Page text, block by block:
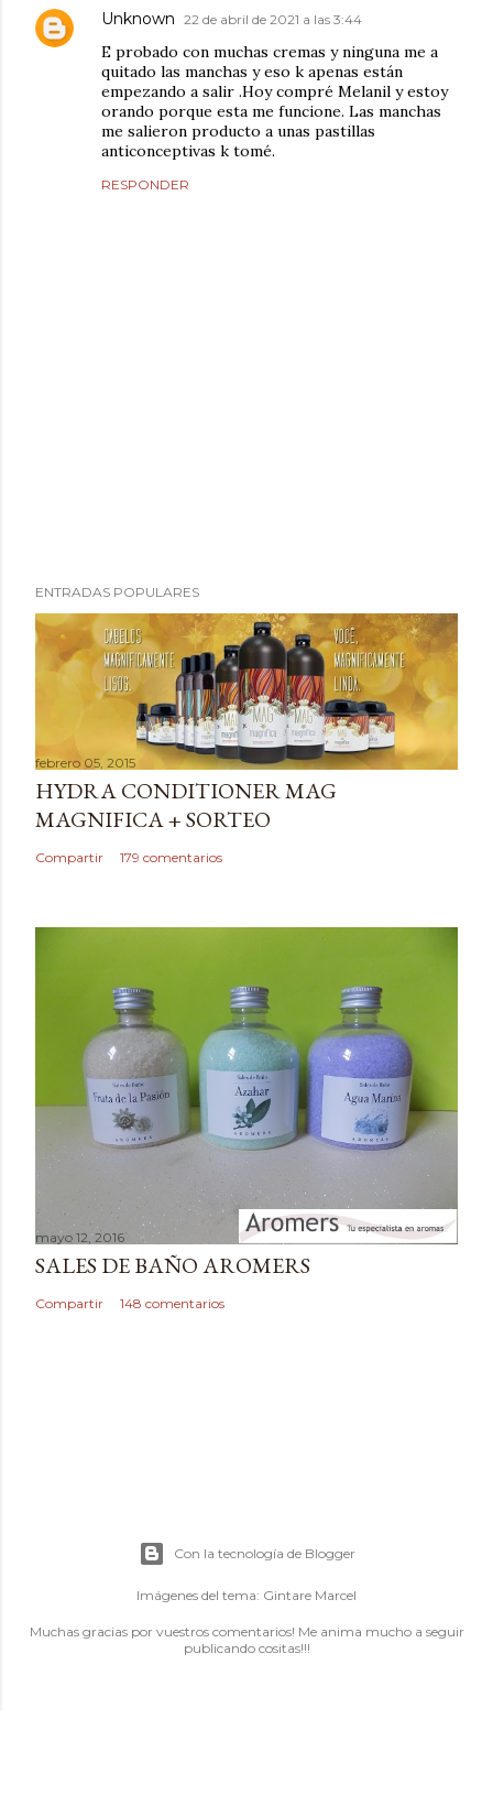
Unknown 22 de abril de 2021 a las 3:44
E probado con muchas cremas y ninguna me a
quitado las manchas y eso k apenas están
empezando a salir .Hoy compré Melanil y estoy
orando porque esta me funcione. Las manchas
me salieron producto a unas pastillas
anticonceptivas k tomé.
RESPONDER
u
b
a
r
u
n
c
o
ENTRADAS POPULARES
febrero 05, 2015
HYDRA CONDITIONER MAG
MAGNIFICA + SORTEO
Compartir 179 comentarios
mayo 12, 2016
SALES DE BAÑO AROMERS
Compartir 148 comentarios
Con la tecnología de Blogger
Imágenes del tema: Gintare Marcel
Muchas gracias por vuestros comentarios! Me anima mucho a seguir
publicando cositas!!!